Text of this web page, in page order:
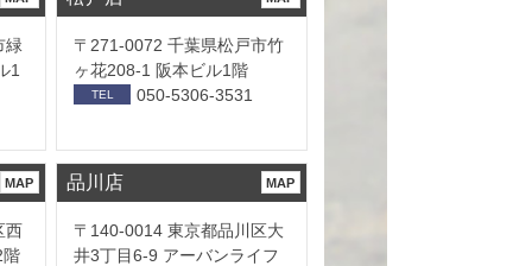
緑
1
〒271-0072 千葉県松戸市竹
ヶ花208-1 阪本ビル1階
TEL 050-5306-3531
MAP
西
階
品川店 MAP
〒140-0014 東京都品川区大
井3丁目6-9 アーバンライフ